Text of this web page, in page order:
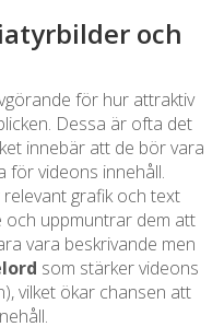
och
för hur attraktiv
Dessa är ofta det
innebär att de bör vara
videons innehåll.
grafik och text
uppmuntrar dem att
vara beskrivande men
som stärker videons
vilket ökar chansen att